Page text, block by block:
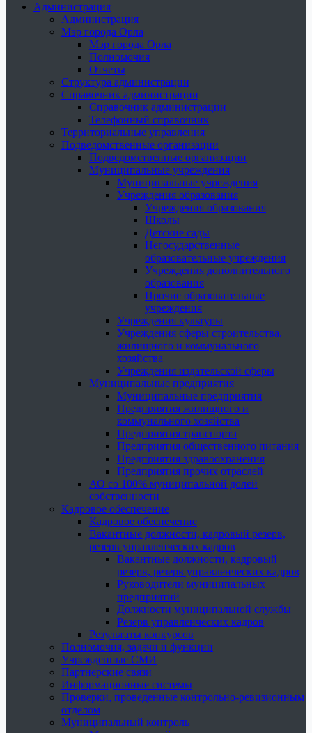
Администрация
Администрация
Мэр города Орла
Мэр города Орла
Полномочия
Отчеты
Структура администрации
Справочник администрации
Справочник администрации
Телефонный справочник
Территориальные управления
Подведомственные организации
Подведомственные организации
Муниципальные учреждения
Муниципальные учреждения
Учреждения образования
Учреждения образования
Школы
Детские сады
Негосударственные
образовательные учреждения
Учреждения дополнительного
образования
Прочие образовательные
учреждения
Учреждения культуры
Учреждения сферы строительства,
жилищного и коммунального
хозяйства
Учреждения издательской сферы
Муниципальные предприятия
Муниципальные предприятия
Предприятия жилищного и
коммунального хозяйства
Предприятия транспорта
Предприятия общественного питания
Предприятия здравоохранения
Предприятия прочих отраслей
АО со 100% муниципальной долей
собственности
Кадровое обеспечение
Кадровое обеспечение
Вакантные должности, кадровый резерв,
резерв управленческих кадров
Вакантные должности, кадровый
резерв, резерв управленческих кадров
Руководители муниципальных
предприятий
Должности муниципальной службы
Резерв управленческих кадров
Результаты конкурсов
Полномочия, задачи и функции
Учрежденные СМИ
Партнерские связи
Информационные системы
Проверки, проведенные контрольно-ревизионным
отделом
Муниципальный контроль